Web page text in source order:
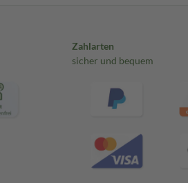
Zahlarten
sicher und bequem